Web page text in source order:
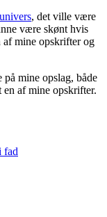
, det ville være
være skønt hvis
af mine opskrifter og
mine opslag, både
en af mine opskrifter.
fad